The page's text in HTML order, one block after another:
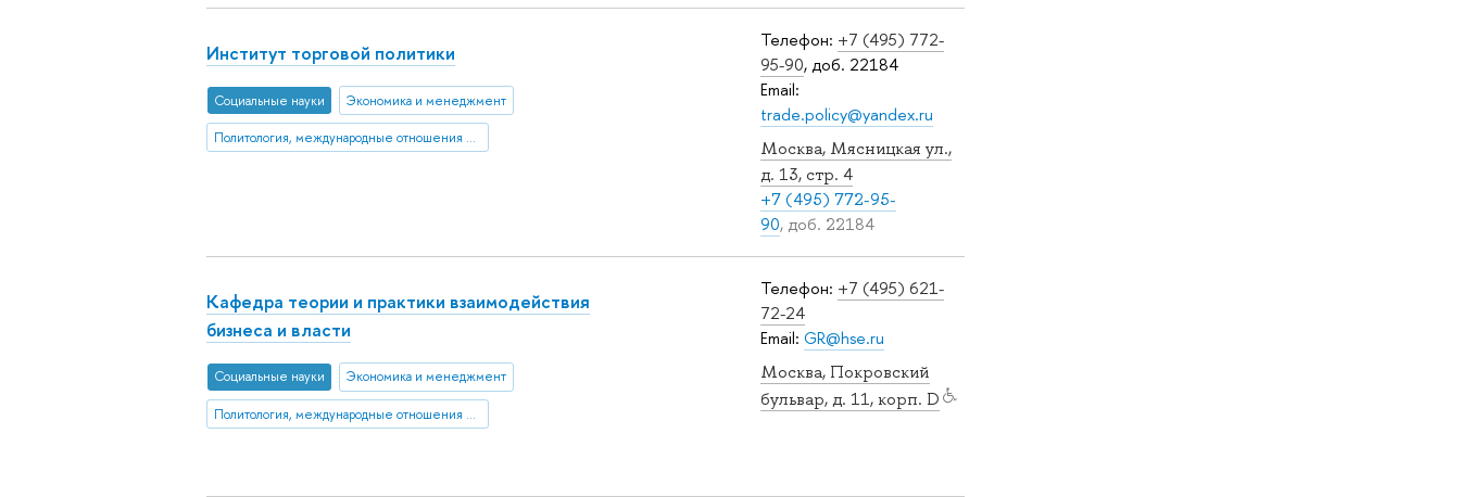
Телефон: +7 (495) 772-
95-90, доб. 22184
Email:
trade.policy@yandex.ru
Москва, Мясницкая ул.,
д. 13, стр. 4
+7 (495) 772-95-
90, доб. 22184
Институт торговой политики
Социальные науки Экономика и менеджмент
Политология, международные отношения и ГМУ
Телефон: +7 (495) 621-
72-24
Email: GR@hse.ru
Москва, Покровский
бульвар, д. 11, корп. D
Кафедра теории и практики взаимодействия
бизнеса и власти
Социальные науки Экономика и менеджмент
Политология, международные отношения и ГМУ